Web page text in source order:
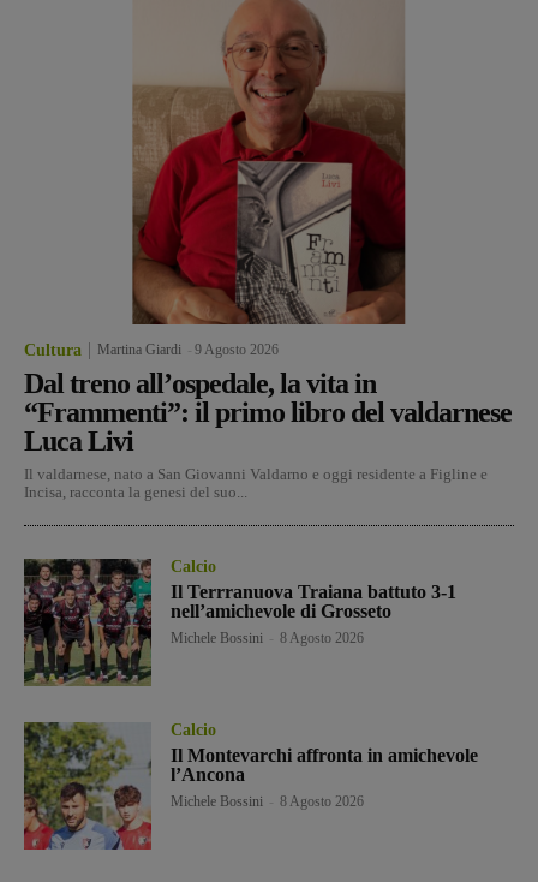
Cultura Martina Giardi 9 Agosto 2026
Dal treno all’ospedale, la vita in
“Frammenti”: il primo libro del valdarnese
Luca Livi
Il valdarnese, nato a San Giovanni Valdarno e oggi residente a Figline e
Incisa, racconta la genesi del suo...
Calcio
Il Terrranuova Traiana battuto 3-1
nell’amichevole di Grosseto
Michele Bossini 8 Agosto 2026
Calcio
Il Montevarchi affronta in amichevole
l’Ancona
Michele Bossini 8 Agosto 2026